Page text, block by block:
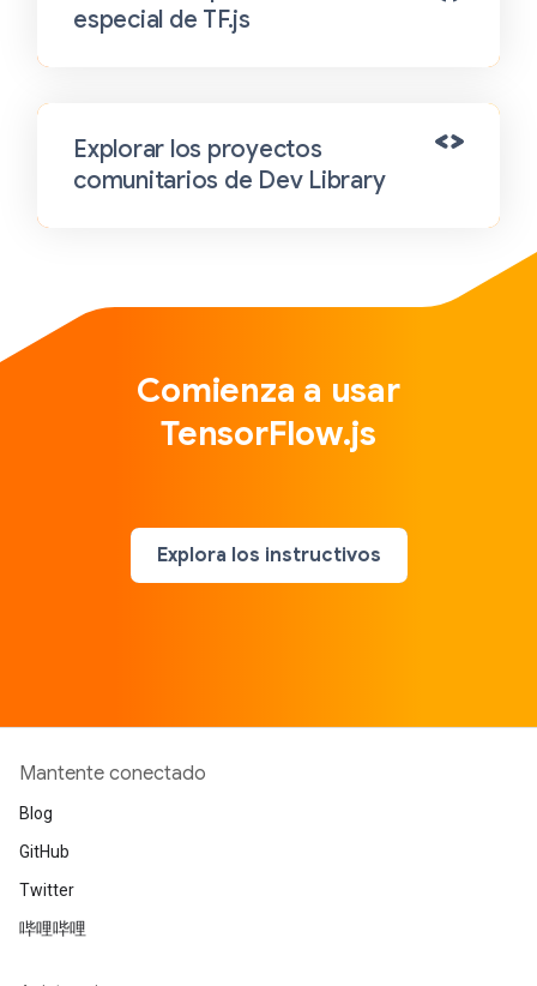
especial de TF.js
Explorar los proyectos
comunitarios de Dev Library
Comienza a usar
TensorFlow.js
Explora los instructivos
Mantente conectado
Blog
GitHub
Twitter
哔哩哔哩